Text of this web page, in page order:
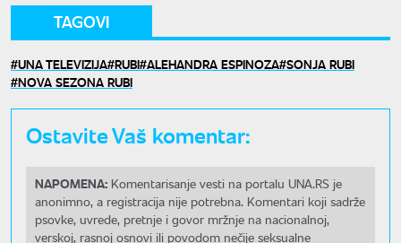
TAGOVI
UNA TELEVIZIJA RUBI ALEHANDRA ESPINOZA SONJA RUBI
NOVA SEZONA RUBI
Ostavite Vaš komentar:
NAPOMENA: Komentarisanje vesti na portalu UNA.RS je
anonimno, a registracija nije potrebna. Komentari koji sadrže
psovke, uvrede, pretnje i govor mržnje na nacionalnoj,
verskoj, rasnoj osnovi ili povodom nečije seksualne